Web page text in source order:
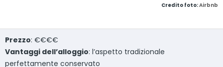
Credito foto:Airbnb
Prezzo: €€€€
Vantaggi dell’alloggio: l’aspetto tradizionale
perfettamente conservato